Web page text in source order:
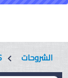
الشروحات chevron_left